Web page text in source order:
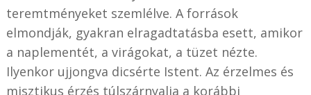
teremtményeket szemlélve. A források
elmondják, gyakran elragadtatásba esett, amikor
a naplementét, a virágokat, a tüzet nézte.
Ilyenkor ujjongva dicsérte Istent. Az érzelmes és
misztikus érzés túlszárnyalja a korábbi